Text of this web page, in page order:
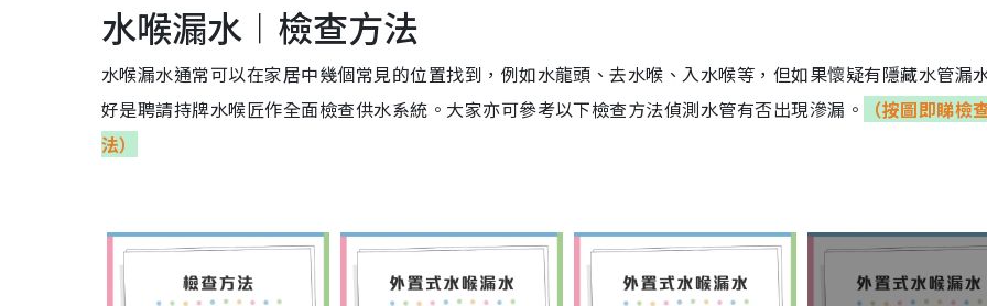
水喉漏水︱檢查方法
水喉漏水通常可以在家居中幾個常見的位置找到，例如水龍頭、去水喉、入水喉等，但如果懷疑有隱藏水管漏
好是聘請持牌水喉匠作全面檢查供水系統。大家亦可參考以下檢查方法偵測水管有否出現滲漏。
（按圖即睇檢
法）